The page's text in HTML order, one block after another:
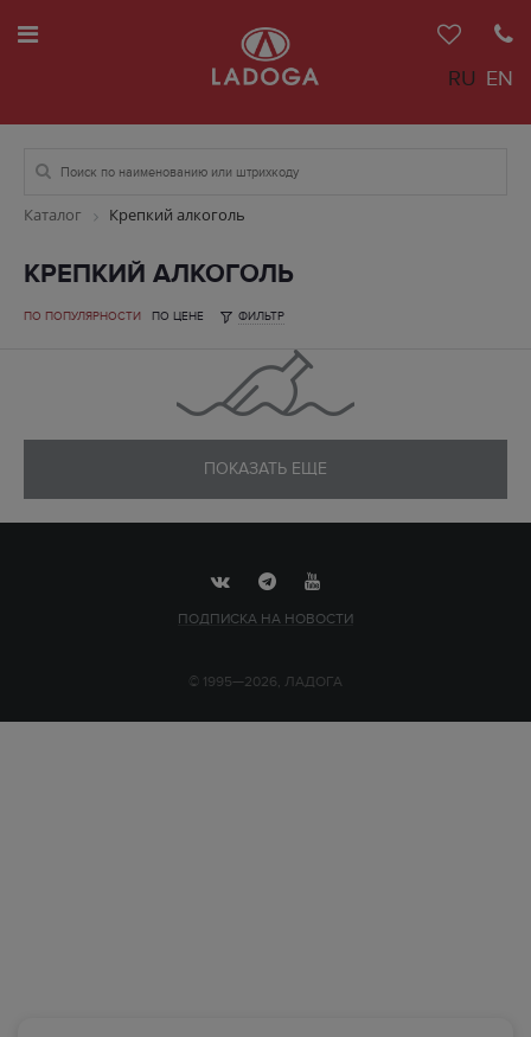
RU EN
Каталог Крепкий алкоголь
КРЕПКИЙ АЛКОГОЛЬ
ПО ПОПУЛЯРНОСТИ ПО ЦЕНЕ ФИЛЬТР
ПОКАЗАТЬ ЕЩЕ
ПОДПИСКА НА НОВОСТИ
© 1995—2026, ЛАДОГА